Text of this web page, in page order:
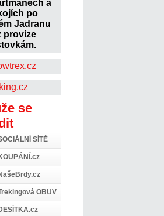
a
po
Jadranu
provize
se
SÍTĚ
OBUV